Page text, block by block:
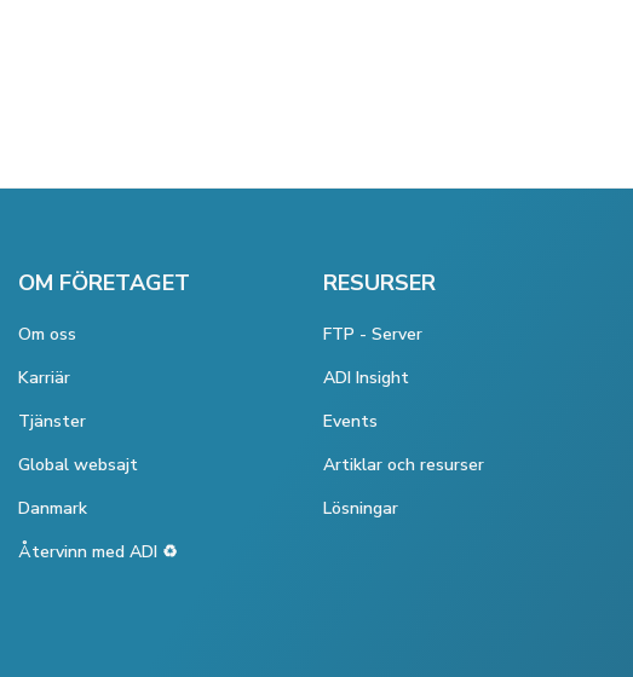
OM FÖRETAGET
Om oss
Karriär
Tjänster
Global websajt
Danmark
Återvinn med ADI ♻️
RESURSER
FTP - Server
ADI Insight
Events
Artiklar och resurser
Lösningar